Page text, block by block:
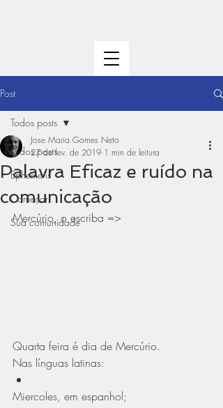
Post
Todos posts
Ephemeris
Começar
Sua comunidade
Todos posts
Palavra Eficaz e ruído na
comunicação
Jose Maria Gomes Neto
27 de fev. de 2019 1 min de leitura
Mercúrio, o escriba =>
Quarta feira é dia de Mercúrio.
Nas línguas latinas:
Miercoles, em espanhol;